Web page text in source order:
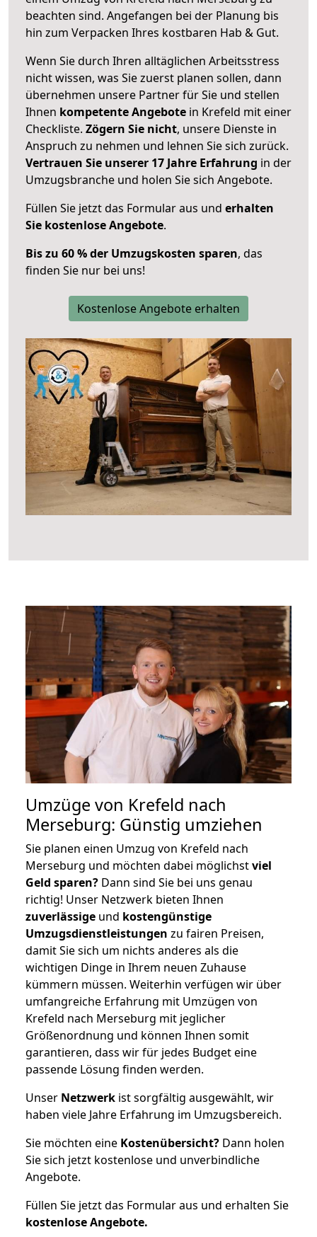
beachten sind. Angefangen bei der Planung bis
hin zum Verpacken Ihres kostbaren Hab & Gut.
Wenn Sie durch Ihren alltäglichen Arbeitsstress
nicht wissen, was Sie zuerst planen sollen, dann
übernehmen unsere Partner für Sie und stellen
Ihnen kompetente Angebote in Krefeld mit einer
Checkliste. Zögern Sie nicht, unsere Dienste in
Anspruch zu nehmen und lehnen Sie sich zurück.
Vertrauen Sie unserer 17 Jahre Erfahrung in der
Umzugsbranche und holen Sie sich Angebote.
Füllen Sie jetzt das Formular aus und erhalten
Sie kostenlose Angebote.
Bis zu 60 % der Umzugskosten sparen, das
finden Sie nur bei uns!
Kostenlose Angebote erhalten
Umzüge von Krefeld nach
Merseburg: Günstig umziehen
Sie planen einen Umzug von Krefeld nach
Merseburg und möchten dabei möglichstviel
Geld sparen? Dann sind Sie bei uns genau
richtig! Unser Netzwerk bieten Ihnen
zuverlässige und kostengünstige
Umzugsdienstleistungen zu fairen Preisen,
damit Sie sich um nichts anderes als die
wichtigen Dinge in Ihrem neuen Zuhause
kümmern müssen. Weiterhin verfügen wir über
umfangreiche Erfahrung mit Umzügen von
Krefeld nach Merseburg mit jeglicher
Größenordnung und können Ihnen somit
garantieren, dass wir für jedes Budget eine
passende Lösung finden werden.
Unser Netzwerk ist sorgfältig ausgewählt, wir
haben viele Jahre Erfahrung im Umzugsbereich.
Sie möchten eine Kostenübersicht? Dann holen
Sie sich jetzt kostenlose und unverbindliche
Angebote.
Füllen Sie jetzt das Formular aus und erhalten Sie
kostenloseAngebote.